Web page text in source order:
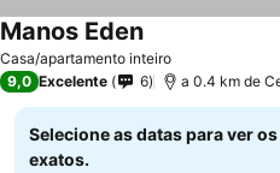
Casa/apartamento inteiro
Manos EdenVer preços
9,0 Excelente 6 a 0.4 km de
Selecione as datas para ver
exatos.